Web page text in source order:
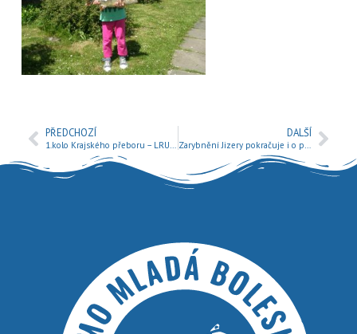
PŘEDCHOZÍ
1.kolo Krajského přeboru – LRU Přívlač, Český Šternberk
DALŠÍ
Zarybnění Jizery pokračuje i o prázdninách